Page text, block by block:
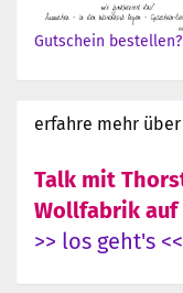
Gutschein bestellen?
erfahre mehr
Talk mit
Wollfabrik auf
>> los geht's <<